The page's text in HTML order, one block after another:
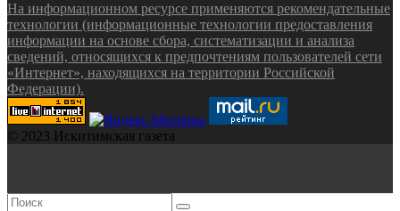
На информационном ресурсе применяются рекомендательные
технологии (информационные технологии предоставления
информации на основе сбора, систематизации и анализа
сведений, относящихся к предпочтениям пользователей сети
«Интернет», находящихся на территории Российской
Федерации).
© 2023 Искитимская газета